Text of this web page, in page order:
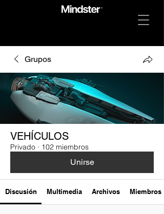
Grupos
VEHÍCULOS
Privado · 102 miembros
Unirse
Discusión Multimedia Archivos Miembros